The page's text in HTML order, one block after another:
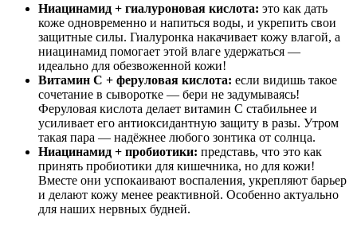
Ниацинамид + гиалуроновая кислота: это как дать
коже одновременно и напиться воды, и укрепить свои
защитные силы. Гиалуронка накачивает кожу влагой, а
ниацинамид помогает этой влаге удержаться —
идеально для обезвоженной кожи!
Витамин С + феруловая кислота: если видишь такое
сочетание в сыворотке — бери не задумываясь!
Феруловая кислота делает витамин С стабильнее и
усиливает его антиоксидантную защиту в разы. Утром
такая пара — надёжнее любого зонтика от солнца.
Ниацинамид + пробиотики: представь, что это как
принять пробиотики для кишечника, но для кожи!
Вместе они успокаивают воспаления, укрепляют барьер
и делают кожу менее реактивной. Особенно актуально
для наших нервных будней.